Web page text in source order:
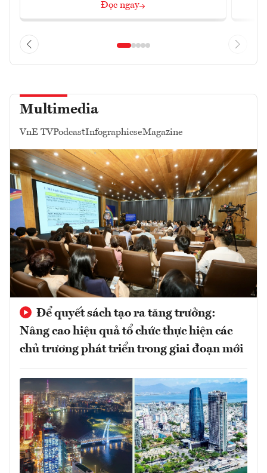
Đọc ngay
Multimedia
VnE TVPodcastInfographicseMagazine
Để quyết sách tạo ra tăng trưởng:
Nâng cao hiệu quả tổ chức thực hiện các
chủ trương phát triển trong giai đoạn mới